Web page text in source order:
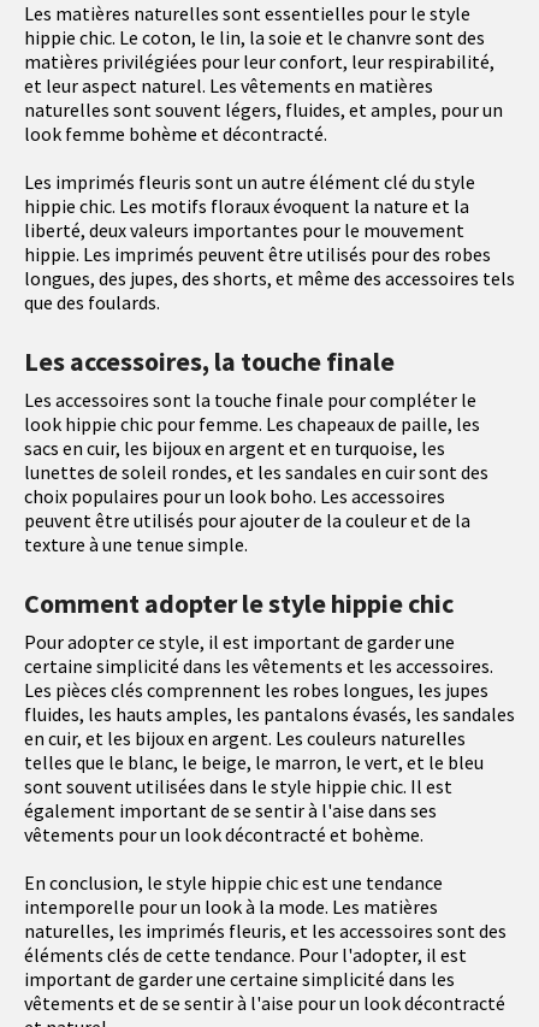
Les matières naturelles sont essentielles pour le style
hippie chic. Le coton, le lin, la soie et le chanvre sont des
matières privilégiées pour leur confort, leur respirabilité,
et leur aspect naturel. Les vêtements en matières
naturelles sont souvent légers, fluides, et amples, pour un
look femme bohème et décontracté.
Les imprimés fleuris sont un autre élément clé du style
hippie chic. Les motifs floraux évoquent la nature et la
liberté, deux valeurs importantes pour le mouvement
hippie. Les imprimés peuvent être utilisés pour des robes
longues, des jupes, des shorts, et même des accessoires tels
que des foulards.
Les accessoires, la touche finale
Les accessoires sont la touche finale pour compléter le
look hippie chic pour femme. Les chapeaux de paille, les
sacs en cuir, les bijoux en argent et en turquoise, les
lunettes de soleil rondes, et les sandales en cuir sont des
choix populaires pour un look boho. Les accessoires
peuvent être utilisés pour ajouter de la couleur et de la
texture à une tenue simple.
Comment adopter le style hippie chic
Pour adopter ce style, il est important de garder une
certaine simplicité dans les vêtements et les accessoires.
Les pièces clés comprennent les robes longues, les jupes
fluides, les hauts amples, les pantalons évasés, les sandales
en cuir, et les bijoux en argent. Les couleurs naturelles
telles que le blanc, le beige, le marron, le vert, et le bleu
sont souvent utilisées dans le style hippie chic. Il est
également important de se sentir à l'aise dans ses
vêtements pour un look décontracté et bohème.
En conclusion, le style hippie chic est une tendance
intemporelle pour un look à la mode. Les matières
naturelles, les imprimés fleuris, et les accessoires sont des
éléments clés de cette tendance. Pour l'adopter, il est
important de garder une certaine simplicité dans les
vêtements et de se sentir à l'aise pour un look décontracté